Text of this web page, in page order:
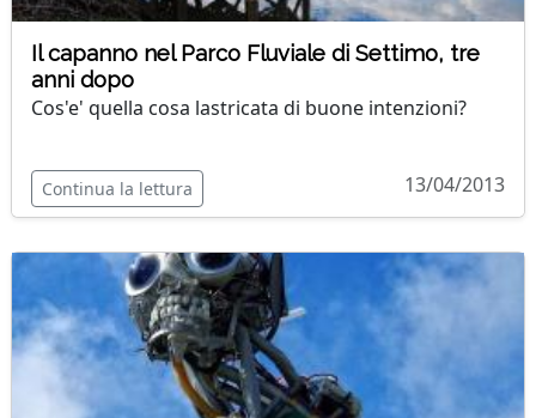
Il capanno nel Parco Fluviale di Settimo, tre
anni dopo
Cos'e' quella cosa lastricata di buone intenzioni?
Continua la lettura 13/04/2013